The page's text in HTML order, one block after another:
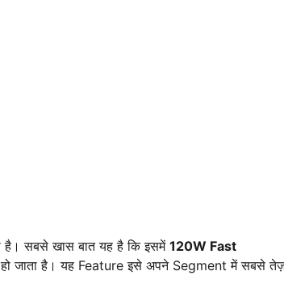
है। सबसे खास बात यह है कि इसमें 120W Fast
जाता है। यह Feature इसे अपने Segment में सबसे